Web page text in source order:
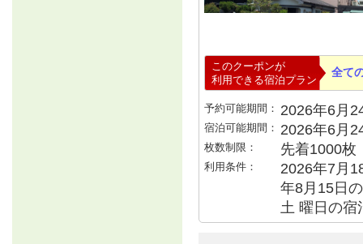
このクーポンが
利用できる宿泊プラン
全て
予約可能期間： 2026年6月
宿泊可能期間： 2026年6月
枚数制限： 先着1000枚
利用条件：
2026年7月
年8月15日
土 曜日の宿